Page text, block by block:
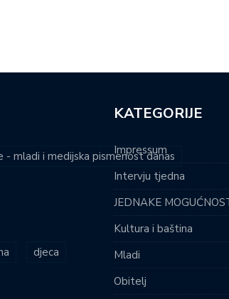
- mladi i medijska pismenost danas
djeca
KATEGORIJE
Impressum
Intervju tjedna
JEDNAKE
Kultura i baština
Mladi
Obitelj